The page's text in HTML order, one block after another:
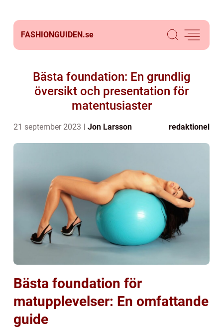
FASHIONGUIDEN.se
Bästa foundation: En grundlig
översikt och presentation för
matentusiaster
21 september 2023 Jon Larsson redaktionel
Bästa foundation för
matupplevelser: En omfattande
guide